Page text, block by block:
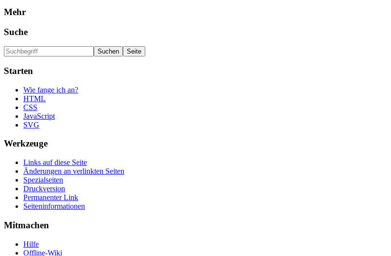
Mehr
Suche
Starten
Wie fange ich an?
HTML
CSS
JavaScript
SVG
Werkzeuge
Links auf diese Seite
Änderungen an verlinkten Seiten
Spezialseiten
Druckversion
Permanenter Link
Seiten­informationen
Mitmachen
Hilfe
Offline-Wiki